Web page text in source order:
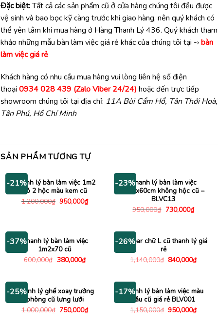
Đặc biệt:Tất cả các sản phẩm cũ ở cửa hàng chúng tôi đều được
vệ sinh và bao bọc kỹ càng trước khi giao hàng, nên quý khách có
thể yên tâm khi mua hàng ở Hàng Thanh Lý 436. Quý khách tham
khảo những mẫu bàn làm việc giá rẻ khác của chúng tôi tại -›bàn
làm việc giá rẻ
Khách hàng có nhu cầu mua hàng vui lòng liên hệ số điện
thoại 0934 028 439 (Zalo Viber 24/24) hoặc đến trực tiếp
showroom chúng tôi tại địa chỉ: 11A Bùi Cẩm Hổ, Tân Thới Hoà,
Tân Phú, Hồ Chí Minh
SẢN PHẨM TƯƠNG TỰ
-21%
Thanh lý bàn làm việc 1m2
có 2 hộc màu kem cũ
1,200,000₫ Giá
950,000₫Giá
hiện
-23%Thanh lý bàn làm việc
1m2x60cm không hộc cũ –
BLVC13
950,000₫ Giá
730,000₫Giá
hiện
-37%Thanh lý bàn làm việc
1m2x70 cũ
600,000₫ Giá
380,000₫Giá
hiện
380,000₫.
-26%
Bàn bar chữ L cũ thanh lý giá
rẻ
1,140,000₫ Giá
840,000₫Giá
hiện
-25%Thanh lý ghế xoay trưởng
phòng cũ lưng lưới
1,000,000₫ Giá
750,000₫Giá
hiện
-17%
Thanh lý bàn làm việc màu
nâu cũ giá rẻ BLV001
1,150,000₫ Giá
950,000₫Giá
hiện